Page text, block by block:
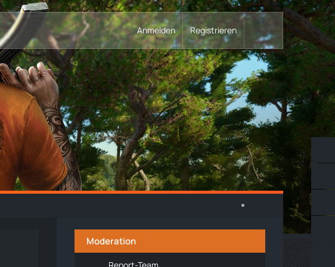
Anmelden Registrieren
Moderation